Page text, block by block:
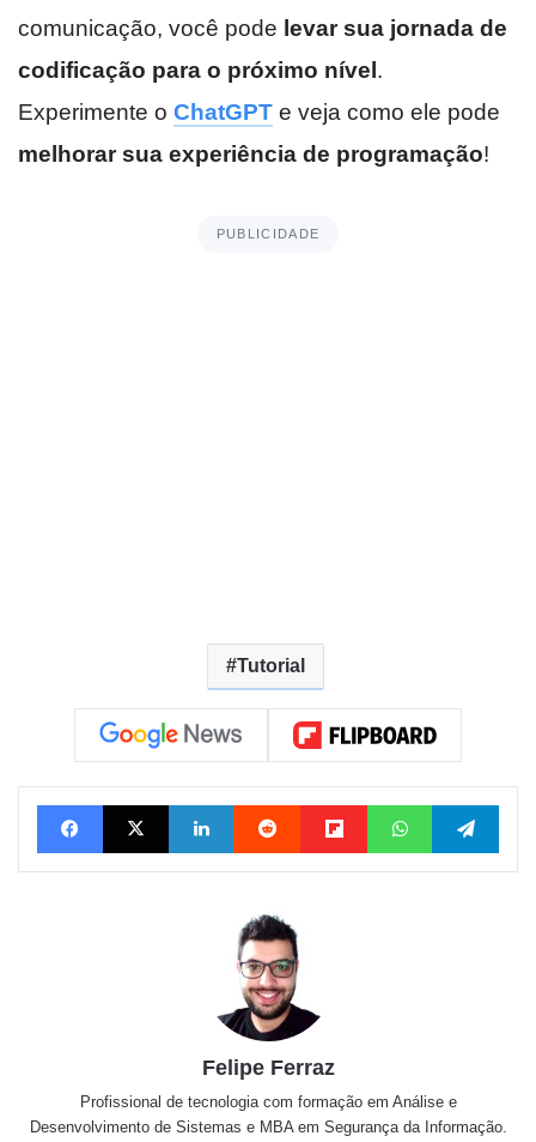
comunicação, você pode levar sua jornada de
codificação para o próximo nível.
Experimente o ChatGPT e veja como ele pode
melhorar sua experiência de programação!
PUBLICIDADE
Tutorial
FacebookX Linkedin Reddit FlipboardWhatsApp
Felipe Ferraz
Profissional de tecnologia com formação em Análise e
Desenvolvimento de Sistemas e MBA em Segurança da Informação.